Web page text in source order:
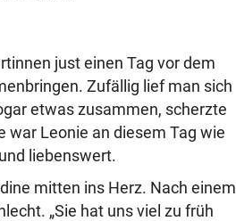
just einen Tag vor dem
Zufällig lief man sich
etwas zusammen, scherzte
war Leonie an diesem Tag wie
liebenswert.
mitten ins Herz. Nach einem
„Sie hat uns viel zu früh